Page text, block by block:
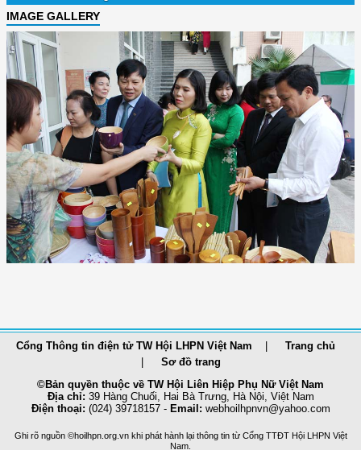
IMAGE GALLERY
Cổng Thông tin điện tử TW Hội LHPN Việt Nam
Trang chủ
Sơ đồ trang
©Bản quyền thuộc về TW Hội Liên Hiệp Phụ Nữ Việt Nam
Địa chỉ: 39 Hàng Chuối, Hai Bà Trưng, Hà Nội, Việt Nam
Điện thoại: (024) 39718157 - Email: webhoilhpnvn@yahoo.com
Ghi rõ nguồn ©hoilhpn.org.vn khi phát hành lại thông tin từ Cổng TTÐT Hội LHPN Việt
Nam.